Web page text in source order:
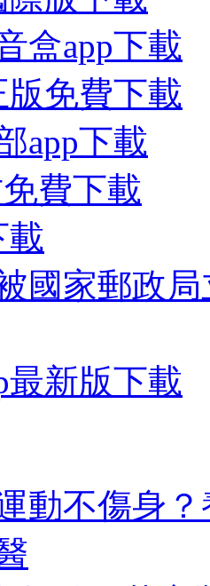
盒app下載
版免費下載
app下載
費下載
載
國家郵政
最新版下載
動不傷身